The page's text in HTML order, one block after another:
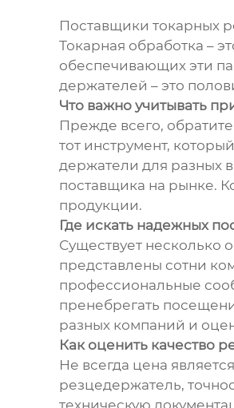
Поставщики токарных
Токарная обработка –
обеспечивающих эти
держателей – это
Что важно учитывать
Прежде всего,
тот инструмент,
держатели для разных
поставщика на рынке.
продукции.
Где искать надежных
Существует несколько
представлены сотни
профессиональные
пренебрегать
разных компаний и
Как оценить качество
Не всегда цена
резцедержатель,